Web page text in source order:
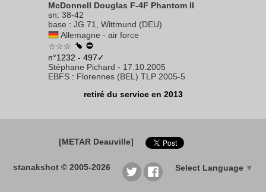
McDonnell Douglas F-4F Phantom II
sn: 38-42
base : JG 71, Wittmund (DEU)
Allemagne - air force
☆☆☆
n°1232 - 497✓
Stéphane Pichard - 17.10.2005
EBFS : Florennes (BEL) TLP 2005-5
retiré du service en 2013
[METAR Deauville]
stanakshot © 2005-2026 Select Language ▼